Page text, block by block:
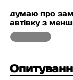
думаю про
автівку з